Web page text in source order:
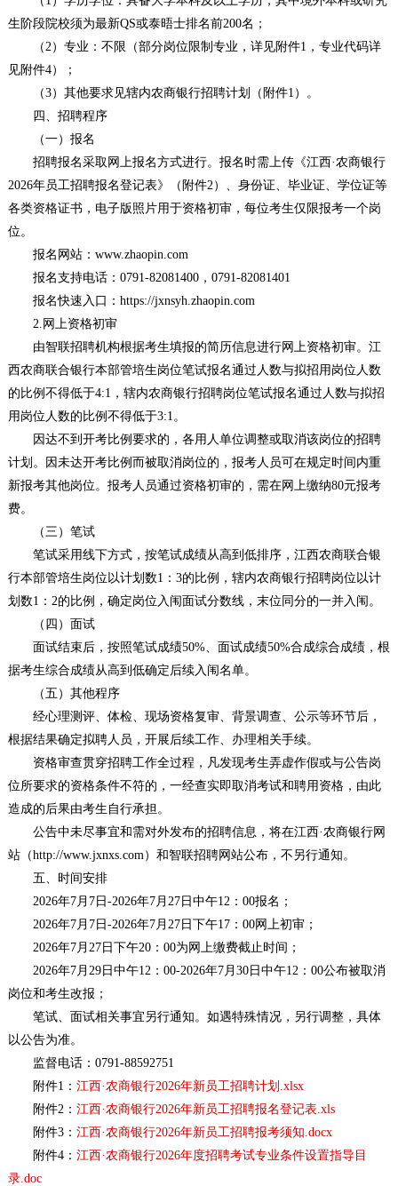
生阶段院校须为最新QS或泰晤士排名前200名；
（2）专业：不限（部分岗位限制专业，详见附件1，专业代码详
见附件4）；
（3）其他要求见辖内农商银行招聘计划（附件1）。
四、招聘程序
（一）报名
招聘报名采取网上报名方式进行。报名时需上传《江西·农商银行
2026年员工招聘报名登记表》（附件2）、身份证、毕业证、学位证等
各类资格证书，电子版照片用于资格初审，每位考生仅限报考一个岗
位。
报名网站：www.zhaopin.com
报名支持电话：0791-82081400，0791-82081401
报名快速入口：https://jxnsyh.zhaopin.com
2.网上资格初审
由智联招聘机构根据考生填报的简历信息进行网上资格初审。江
西农商联合银行本部管培生岗位笔试报名通过人数与拟招用岗位人数
的比例不得低于4:1，辖内农商银行招聘岗位笔试报名通过人数与拟招
用岗位人数的比例不得低于3:1。
因达不到开考比例要求的，各用人单位调整或取消该岗位的招聘
计划。因未达开考比例而被取消岗位的，报考人员可在规定时间内重
新报考其他岗位。报考人员通过资格初审的，需在网上缴纳80元报考
费。
（三）笔试
笔试采用线下方式，按笔试成绩从高到低排序，江西农商联合银
行本部管培生岗位以计划数1：3的比例，辖内农商银行招聘岗位以计
划数1：2的比例，确定岗位入闱面试分数线，末位同分的一并入闱。
（四）面试
面试结束后，按照笔试成绩50%、面试成绩50%合成综合成绩，根
据考生综合成绩从高到低确定后续入闱名单。
（五）其他程序
经心理测评、体检、现场资格复审、背景调查、公示等环节后，
根据结果确定拟聘人员，开展后续工作、办理相关手续。
资格审查贯穿招聘工作全过程，凡发现考生弄虚作假或与公告岗
位所要求的资格条件不符的，一经查实即取消考试和聘用资格，由此
造成的后果由考生自行承担。
公告中未尽事宜和需对外发布的招聘信息，将在江西·农商银行网
站（http://www.jxnxs.com）和智联招聘网站公布，不另行通知。
五、时间安排
2026年7月7日-2026年7月27日中午12：00报名；
2026年7月7日-2026年7月27日下午17：00网上初审；
2026年7月27日下午20：00为网上缴费截止时间；
2026年7月29日中午12：00-2026年7月30日中午12：00公布被取消
岗位和考生改报；
笔试、面试相关事宜另行通知。如遇特殊情况，另行调整，具体
以公告为准。
监督电话：0791-88592751
附件1： 江西·农商银行2026年新员工招聘计划.xlsx
附件2： 江西·农商银行2026年新员工招聘报名登记表.xls
附件3： 江西·农商银行2026年新员工招聘报考须知.docx
附件4： 江西·农商银行2026年度招聘考试专业条件设置指导目
录.doc